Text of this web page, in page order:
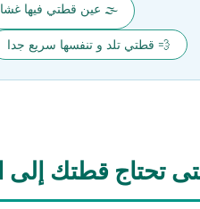
🌫️ عين قطتي فيها
💨 قطتي تلد و تنفسها سريع جدا
تحتاج قطتك إلى